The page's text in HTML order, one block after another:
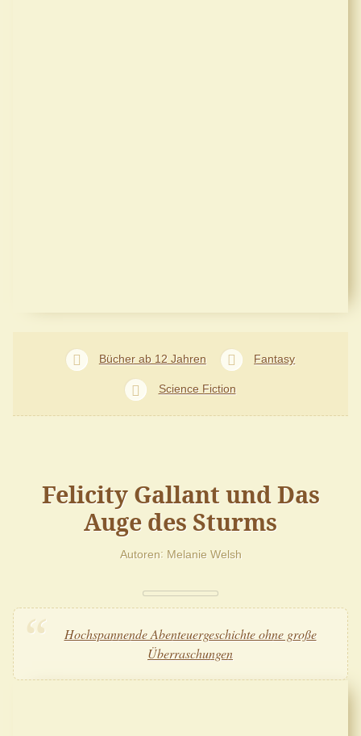
Bücher ab 12 Jahren Fantasy
Science Fiction
Felicity Gallant und Das
Auge des Sturms
Autoren Melanie Welsh
Hochspannende Abenteuergeschichte ohne große
Überraschungen